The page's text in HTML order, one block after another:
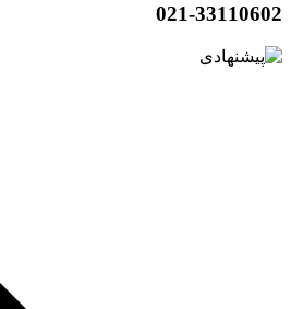
021-33110602